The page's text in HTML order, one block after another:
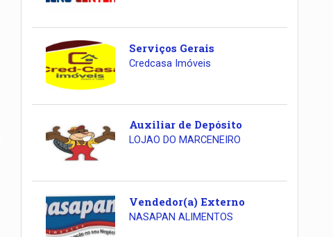
Serviços Gerais
Credcasa Imóveis
Auxiliar de Depósito
LOJAO DO MARCENEIRO
Vendedor(a) Externo
NASAPAN ALIMENTOS